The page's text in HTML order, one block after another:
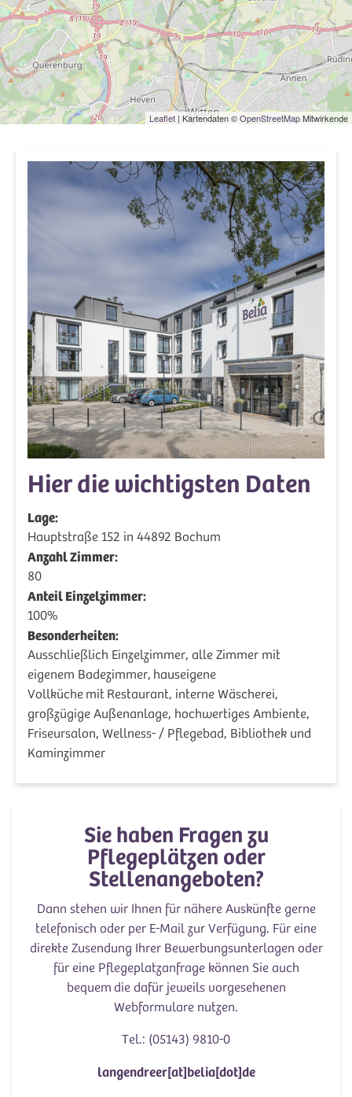
Leaflet | Kartendaten ©OpenStreetMapMitwirkende
Hier die wichtigsten Daten
Lage:
Hauptstraße 152 in 44892 Bochum
Anzahl Zimmer:
80
Anteil Einzelzimmer:
100%
Besonderheiten:
Ausschließlich Einzelzimmer, alle Zimmer mit
eigenem Badezimmer, hauseigene
Vollküche mit Restaurant, interne Wäscherei,
großzügige Außenanlage, hochwertiges Ambiente,
Friseursalon, Wellness- / Pflegebad, Bibliothek und
Kaminzimmer
Sie haben Fragen zu
Pflegeplätzen oder
Stellenangeboten?
Dann stehen wir Ihnen für nähere Auskünfte gerne
telefonisch oder per E-Mail zur Verfügung. Für eine
direkte Zusendung Ihrer Bewerbungsunterlagen oder
für eine Pflegeplatzanfrage können Sie auch
bequem die dafür jeweils vorgesehenen
Webformulare nutzen.
Tel.: (05143) 9810-0
langendreer[at]belia[dot]de